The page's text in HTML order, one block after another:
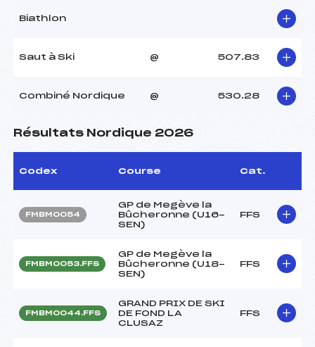
Biathlon
Saut à Ski @ 507.83
Combiné Nordique @ 530.28
Résultats Nordique 2026
Codex Course Cat.
FMBM0054
GP de Megève la
Bûcheronne (U16-
SEN)
FFS
FMBM0053.FFS
GP de Megève la
Bûcheronne (U18-
SEN)
FFS
FMBM0044.FFS
GRAND PRIX DE SKI
DE FOND LA
CLUSAZ
FFS